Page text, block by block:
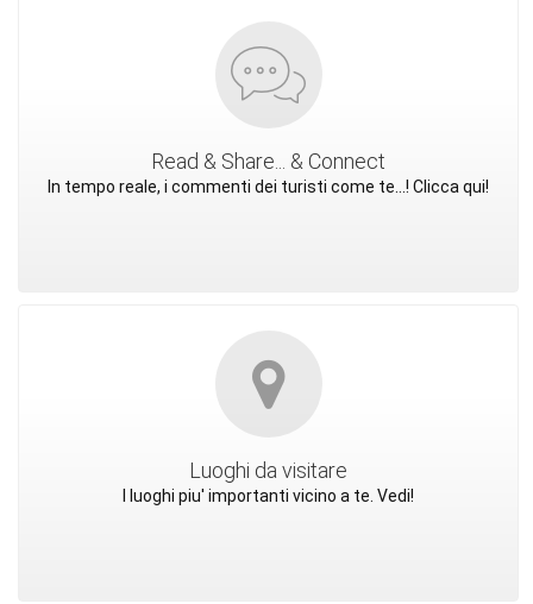
Read & Share... & Connect
In tempo reale, i commenti dei turisti come te...! Clicca qui!
Luoghi da visitare
I luoghi piu' importanti vicino a te. Vedi!